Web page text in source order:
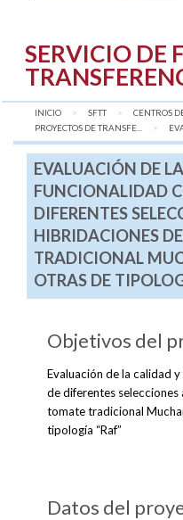
SERVICIO DE
INICIO SFTT CENTROS
PROYECTOS DE TRANSFE...
EVALUACIÓN DE
FUNCIONALIDAD
DIFERENTES
HIBRIDACIONES
TRADICIONAL
OTRAS DE
Objetivos del
Evaluación de la calidad
de diferentes selecciones
tomate tradicional
tipología “Raf”
Datos del